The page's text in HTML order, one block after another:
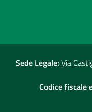
Sede Legale: Via
Codice fiscale